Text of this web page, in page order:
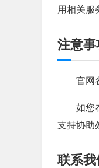
用相关服
注意事
官网
如您
支持协助
联系我